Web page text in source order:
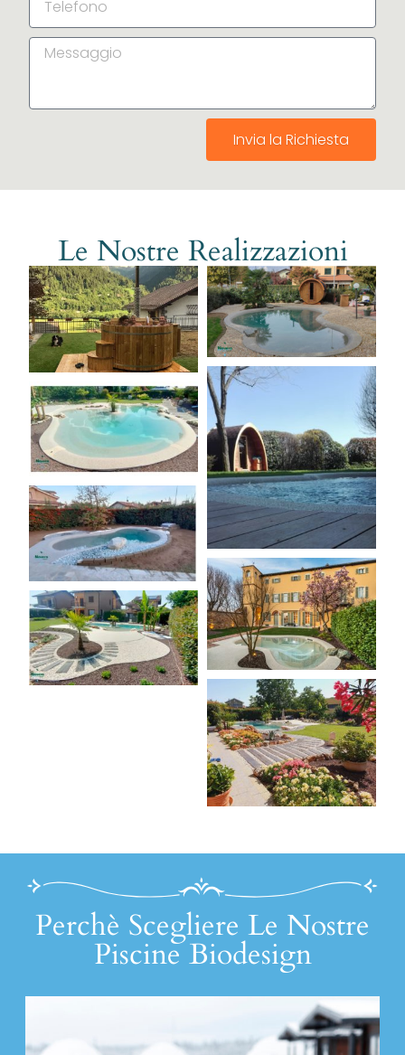
Invia la Richiesta
Le Nostre Realizzazioni
Perchè Scegliere Le Nostre
Piscine Biodesign